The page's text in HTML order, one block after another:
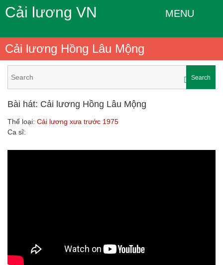
Cải lương VN MENU
Cải lương Hồng Lâu Mộng
Search
Bài hát: Cải lương Hồng Lâu Mộng
Thể loại: Cải lương xưa trước 1975
Ca sĩ: